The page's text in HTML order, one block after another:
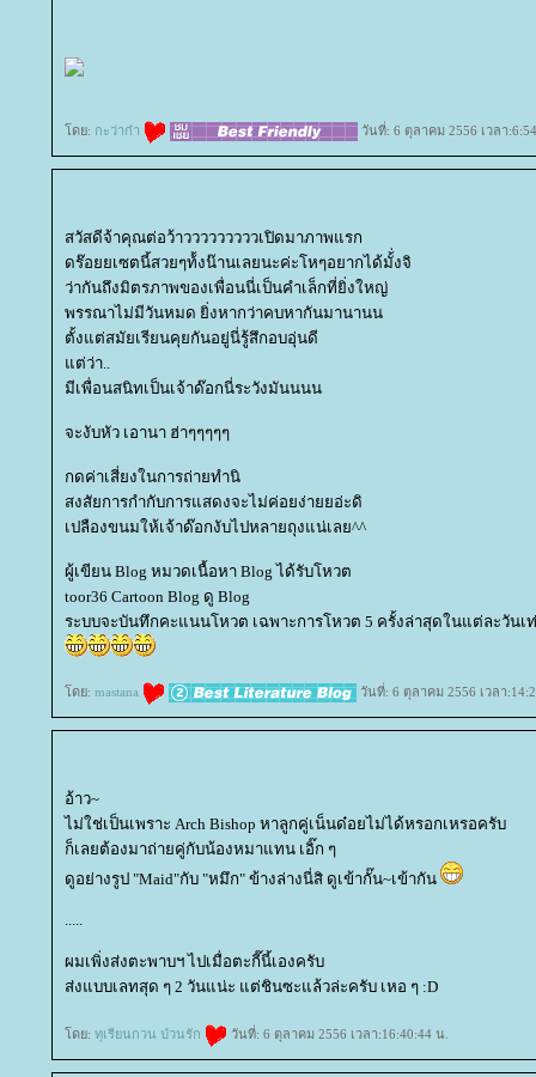
ดย: กะว่าก๋า วันที่: 6 ตุลาคม 2556 เวลา
สวัสดีจ้าคุณต่อว้าวววววววววเปิดมาภาพแรก
ดร๊อยยเซตนี้สวยๆท้้งน๊านเลยนะค่ะโหๆอยากได้มั้่งจิ
ว่ากันถึงมิตรภาพของเพื่อนนี่เป็นคำเล็กที่ยิ่งใหญ่
พรรณาไม่มีวันหมด ยิ่งหากว่าคบหากันมานานน
ตั้งแต่สมัยเรียนคุยกันอยู่นี่รู้สึกอบอุ่นดี
ต่ว่า..
มีเพื่อนสนิทเป็นเจ้าด๊อกนี่ระวังมันนนน
จะงับหัว เอานา ฮ่าๆๆๆๆๆ
กดค่าเสี่ยงในการถ่ายทำนิ
สงสัยการกำกับการแสดงจะไม่ค่อยง่ายยอ่ะดิ
เปลืองขนมให้เจ้าด๊อกงับไปหลายถุงแน่เลย^^
ผู้เขียน Blog หมวดเนื้อหา Blog ได้รับโหวต
toor36 Cartoon Blog ดู Blog
ระบบจะบันทึกคะแนนโหวต เฉพาะการโหวต 5 ครั้งล่าสุดในแต่ละวันเ
ดย: mastana วันที่: 6 ตุลาคม 2556 เวลา
อ้าว~
ไม่ใช่เป็นเพราะ Arch Bishop หาลูกคู่เน็นด๋อยไม่ได้หรอกเหรอครับ
ก็เลยต้องมาถ่ายคู่กับน้องหมาแทน เอิ๊ก ๆ
ดูอย่างรูป "Maid"กับ "หมึก" ข้างล่างนี่สิ ดูเข้ากั๊น~เข้ากัน
ผมเพิ่งส่งตะพาบฯ ไปเมื่อตะกี๊นี้เองครับ
ส่งแบบเลทสุด ๆ 2 วันแน่ะ แต่ชินซะแล้วล่ะครับ เหอ ๆ :D
ดย: ทุเรียนกวน ป่วนรัก วันที่: 6 ตุลาคม 2556 เวลา:16:40:44 น.